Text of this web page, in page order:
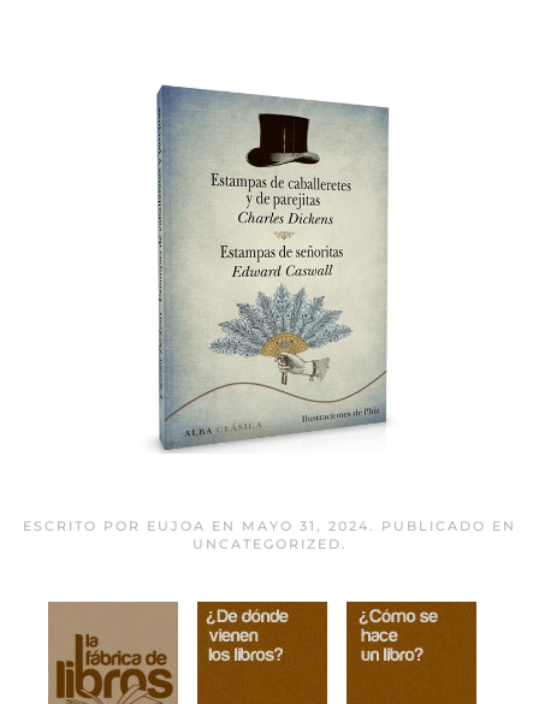
ESCRITO POR EUJOA EN MAYO 31, 2024. PUBLICADO EN
UNCATEGORIZED.